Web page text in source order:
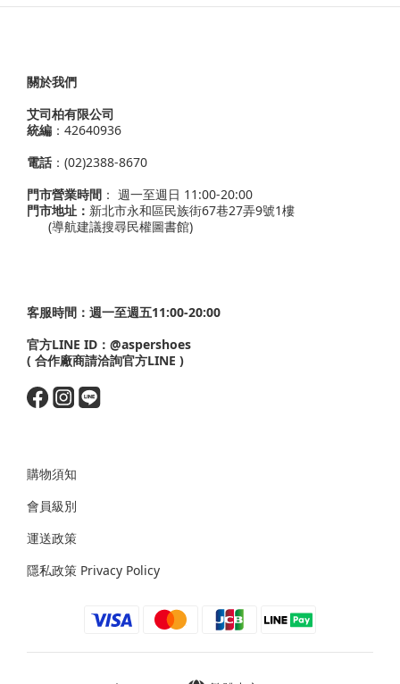
關於我們
艾司柏有限公司
統編 ：42640936
電話：(02)2388-8670
門市營業時間 ： 週一至週日 11:00-20:00
門市地址： 新北市永和區民族街67巷27弄9號1樓
(導航建議搜尋民權圖書館)
客服時間：週一至週五11:00-20:00
官方LINE ID： @aspershoes
( 合作廠商請洽詢官方LINE )
購物須知
會員級別
運送政策
隱私政策 Privacy Policy